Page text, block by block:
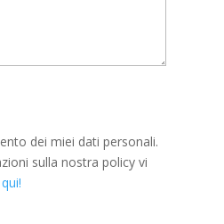
dei miei dati personali.
sulla nostra policy vi
qui!